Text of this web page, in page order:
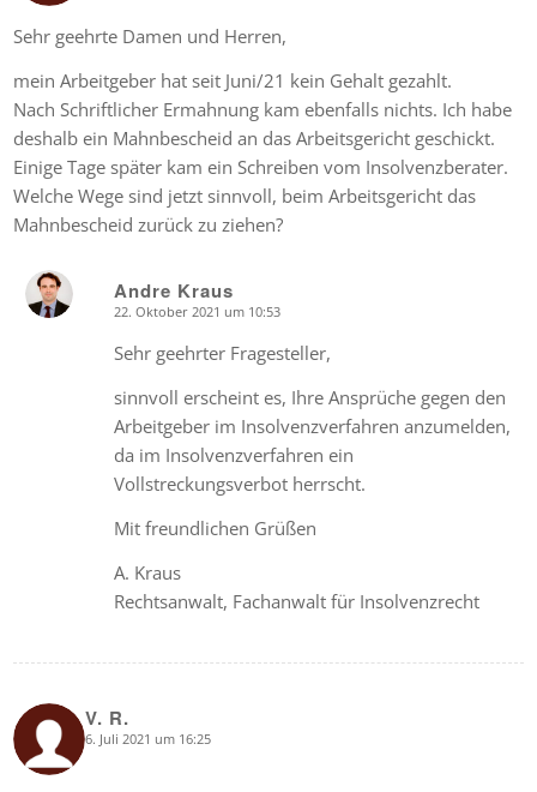
Sehr geehrte Damen und Herren,
mein Arbeitgeber hat seit Juni/21 kein Gehalt gezahlt.
Nach Schriftlicher Ermahnung kam ebenfalls nichts. Ich habe
deshalb ein Mahnbescheid an das Arbeitsgericht geschickt.
Einige Tage später kam ein Schreiben vom Insolvenzberater.
Welche Wege sind jetzt sinnvoll, beim Arbeitsgericht das
Mahnbescheid zurück zu ziehen?
Andre Kraus
22. Oktober 2021 um 10:53
Sehr geehrter Fragesteller,
sinnvoll erscheint es, Ihre Ansprüche gegen den
Arbeitgeber im Insolvenzverfahren anzumelden,
da im Insolvenzverfahren ein
Vollstreckungsverbot herrscht.
Mit freundlichen Grüßen
A. Kraus
Rechtsanwalt, Fachanwalt für Insolvenzrecht
V. R.
says: 6. Juli 2021 um 16:25